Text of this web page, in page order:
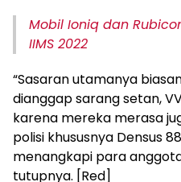
Mobil Ioniq dan
IIMS 2022
“Sasaran utamanya
dianggap sarang setan,
karena mereka merasa
polisi khususnya Densus
menangkapi para
tutupnya. [Red]